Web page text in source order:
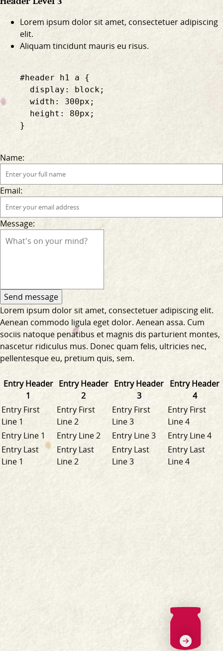
Lorem ipsum dolor sit amet, consectetuer adipiscing
elit.
Aliquam tincidunt mauris eu risus.
    #header h1 a {
      display: block;
      width: 300px;
      height: 80px;
    }
Name:
Email:
Message:
Lorem ipsum dolor sit amet, consectetuer adipiscing elit.
Aenean commodo ligula eget dolor. Aenean assa. Cum
sociis natoque penatibus et magnis dis parturient montes,
nascetur ridiculus mus. Donec quam felis, ultricies nec,
pellentesque eu, pretium quis, sem.
Entry Header
1
Entry Header
2
Entry Header
3
Entry Header
4
Entry First
Line 1
Entry First
Line 2
Entry First
Line 3
Entry First
Line 4
Entry Line 1
Entry Line 2 Entry Line 3
Entry Line 4
Entry Last
Line 1
Entry Last
Line 2
Entry Last
Line 3
Entry Last
Line 4